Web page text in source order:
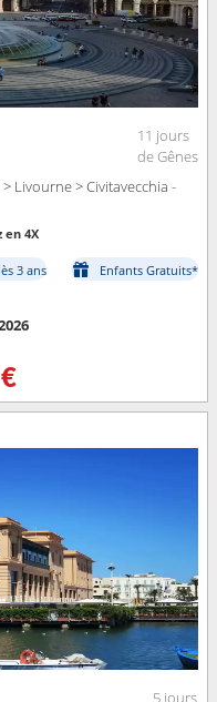
11 jours
de Gênes
Livourne > Civitavecchia -
en 4X
3 ans
Enfants Gratuits*
5 jours